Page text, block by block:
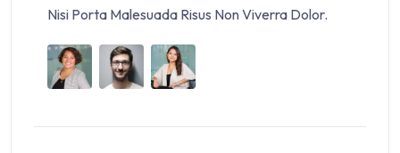
Nisi Porta Malesuada Risus Non Viverra Dolor.